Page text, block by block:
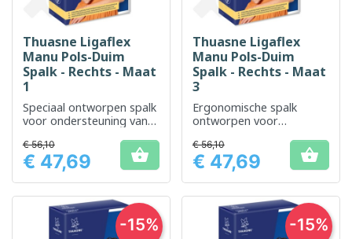
Thuasne Ligaflex
Manu Pols-Duim
Spalk - Rechts - Maat
1
Speciaal ontworpen spalk
voor ondersteuning van
Prijs
€ 56,10
€ 47,69 
Thuasne Ligaflex
Manu Pols-Duim
Spalk - Rechts - Maat
3
Ergonomische spalk
ontworpen voor
immobilisatie van pols en
duim
Prijs
€ 56,10
€ 47,69 
-15% -15%